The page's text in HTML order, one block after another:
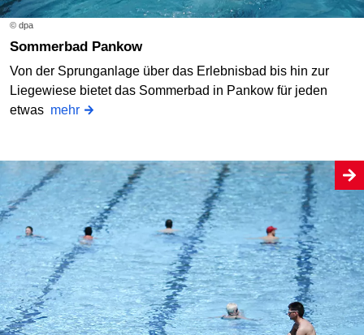
© dpa
Sommerbad Pankow
Von der Sprunganlage über das Erlebnisbad bis hin zur
Liegewiese bietet das Sommerbad in Pankow für jeden
etwas mehr